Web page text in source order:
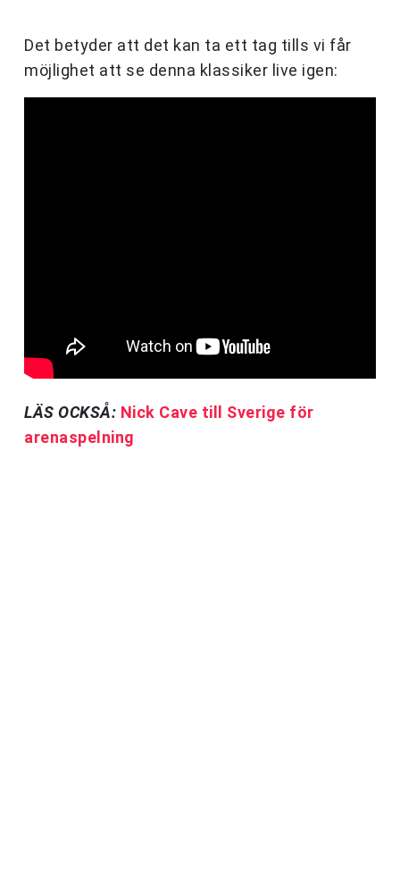
Det betyder att det kan ta ett tag tills vi får
möjlighet att se denna klassiker live igen:
LÄS OCKSÅ: Nick Cave till Sverige för
arenaspelning